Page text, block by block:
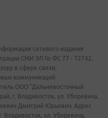
сетевого издания
СМИ ЭЛ № ФС 77 - 72742,
в сфере связи,
коммуникаций
ООО "Дальневосточный
г. Владивосток, ул. Уборевича,
Дмитрий Юрьевич. Адрес
Владивосток, ул. Уборевича,